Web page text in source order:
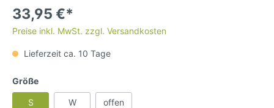
33,95 €*
Preise inkl. MwSt. zzgl. Versandkosten
Lieferzeit ca. 10 Tage
Größe
S W offen